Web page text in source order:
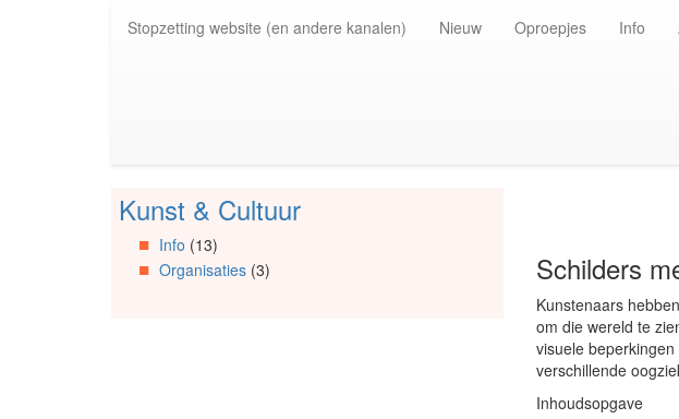
Stopzetting website (en andere kanalen) Nieuw Oproepjes Info
Spring
Artikels
Spring
Kunst & Cultuur
Info (13)
Organisaties(3) Schilders
Kunstenaars
om die wereld te
visuele
verschillende
Inhoudsopgave